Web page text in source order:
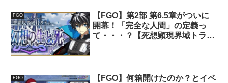
FGO
【FGO】第2部 第6.5章がついに
開幕！「完全な人間」の定義っ
て・・・？【死想顕現界域トラオ
FGO
【FGO】何箱開けたのか？とイベ